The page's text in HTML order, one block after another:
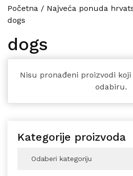
Početna / Najveća ponuda
dogs
dogs
Nisu pronađeni proizvodi
odabiru.
Kategorije proizvoda
Odaberi kategoriju